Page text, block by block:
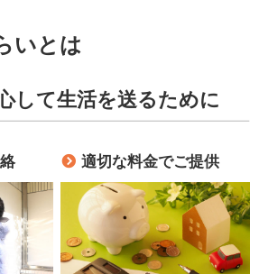
いとは
して生活を送るために
適切な料金でご提供